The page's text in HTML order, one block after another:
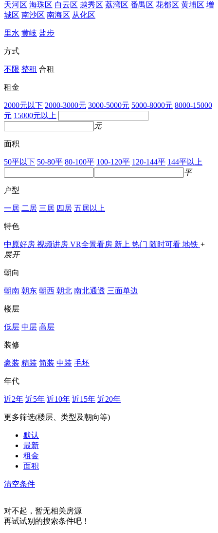
天河区 海珠区 白云区 越秀区 荔湾区 番禺区 花都区 黄埔区 增
城区 南沙区 南海区 从化区
里水 黄岐 盐步
方式
不限 整租 合租
租金
2000元以下 2000-3000元 3000-5000元 5000-8000元 8000-15000
元 15000元以上
元
面积
50平以下 50-80平 80-100平 100-120平 120-144平 144平以上
平
户型
一居 二居 三居 四居 五居以上
特色
中原好房 视频讲房 VR全景看房 新上 热门 随时可看 地铁 +
展开
朝向
朝南 朝东 朝西 朝北 南北通透 三面单边
楼层
低层 中层 高层
装修
豪装 精装 简装 中装 毛坯
年代
近2年 近5年 近10年 近15年 近20年
更多筛选(楼层、类型及朝向等)
默认
最新
租金
面积
清空条件
对不起，暂无相关房源
再试试别的搜索条件吧！